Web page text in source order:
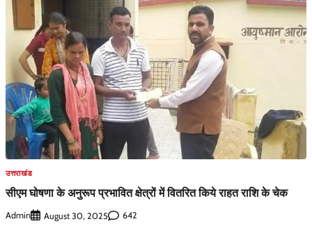
उत्तराखंड
सीएम घोषणा के अनुरूप प्रभावित क्षेत्रों में वितरित किये राहत राशि के चेक
Admin August 30, 2025 642